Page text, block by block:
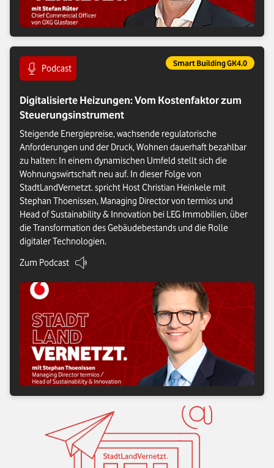
Eintrag vom Format:
Podcast
Eintrag gehört zur Kategorie:
Smart Building GK4.0
Digitalisierte Heizungen: Vom Kostenfaktor zum
Steuerungsinstrument
Steigende Energiepreise, wachsende regulatorische
Anforderungen und der Druck, Wohnen dauerhaft bezahlbar
zu halten: In einem dynamischen Umfeld stellt sich die
Wohnungswirtschaft neu auf. In dieser Folge von
StadtLandVernetzt. spricht Host Christian Heinkele mit
Stephan Thoenissen, Managing Director von termios und
Head of Sustainability & Innovation bei LEG Immobilien, über
die Transformation des Gebäudebestands und die Rolle
digitaler Technologien.
Zum Podcast
: Digitalisierte Heizungen: Vom Kostenfaktor zum